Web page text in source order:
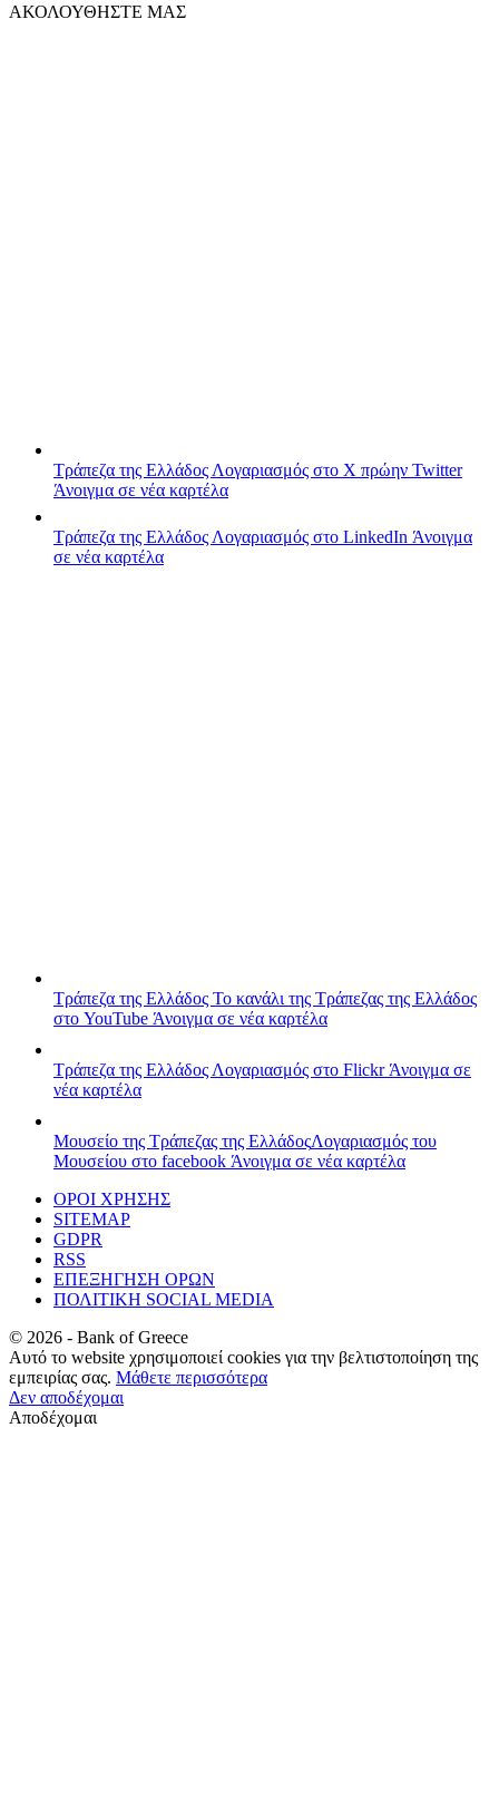
ΑΚΟΛΟΥΘΗΣΤΕ ΜΑΣ
Τράπεζα της Ελλάδος Λογαριασμός στο X πρώην Twitter
Άνοιγμα σε νέα καρτέλα
Τράπεζα της Ελλάδος Λογαριασμός στο LinkedIn Άνοιγμα
σε νέα καρτέλα
Τράπεζα της Ελλάδος Το κανάλι της Τράπεζας της Ελλάδος
στο YouTube Άνοιγμα σε νέα καρτέλα
Τράπεζα της Ελλάδος Λογαριασμός στο FlickrΆνοιγμα σε
νέα καρτέλα
Μουσείο της Τράπεζας της ΕλλάδοςΛογαριασμός του
Μουσείου στο facebook Άνοιγμα σε νέα καρτέλα
ΟΡΟΙ ΧΡΗΣΗΣ
SITEMAP
GDPR
RSS
ΕΠΕΞΗΓΗΣΗ ΟΡΩΝ
ΠΟΛΙΤΙΚΗ SOCIAL MEDIA
© 2026 - Bank of Greece
Αυτό το website χρησιμοποιεί cookies για την βελτιστοποίηση της
εμπειρίας σας. Μάθετε περισσότερα
Δεν αποδέχομαι
Αποδέχομαι